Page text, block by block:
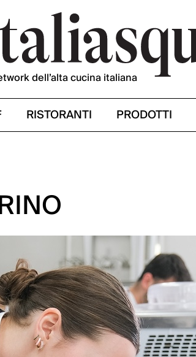
dell’alta cucina italiana
RISTORANTI PRODOTTI